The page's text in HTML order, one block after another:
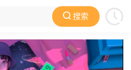
搜索
动漫 欧美动漫 动漫电影